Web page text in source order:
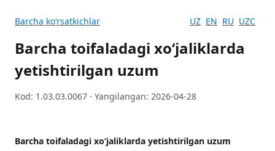
Barcha koʻrsatkichlar UZ EN RU UZC
Barcha toifaladagi xo‘jaliklarda
yetishtirilgan uzum
Kod: 1.03.03.0067 · Yangilangan: 2026-04-28
Barcha toifaladagi xo‘jaliklarda yetishtirilgan uzum